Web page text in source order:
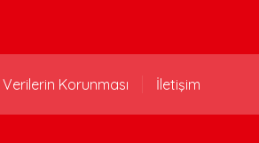
Verilerin Korunması İletişim